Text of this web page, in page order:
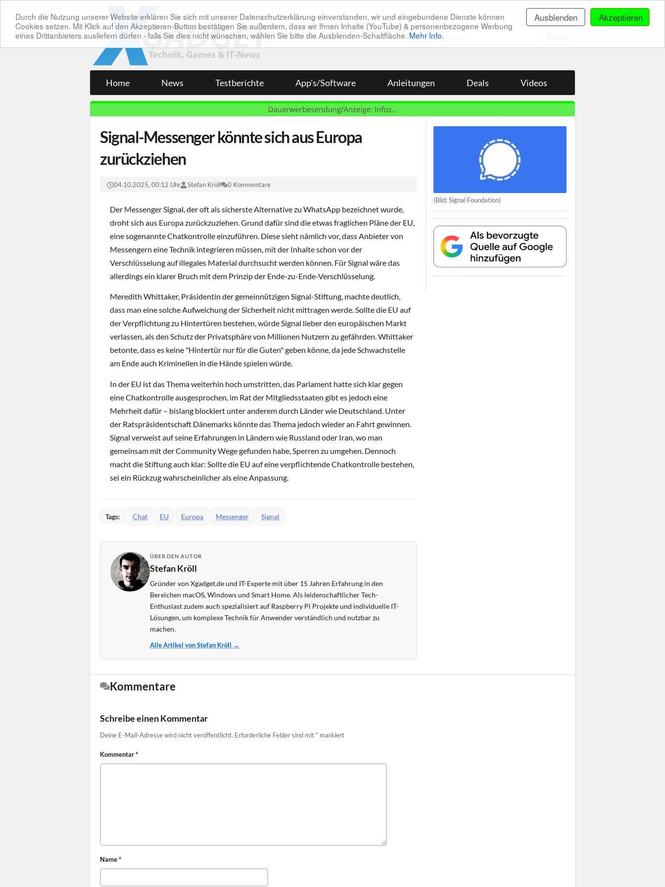
Akzeptieren
Ausblenden
Durch die Nutzung unserer Website erklären Sie sich mit unserer Datenschutzerklärung einverstanden, wir und eingebundene Dienste können
Cookies setzen. Mit Klick auf den Akzeptieren-Button bestätigen Sie außerdem, dass wir Ihnen Inhalte (YouTube) & personenbezogene Werbung
eines Drittanbieters ausliefern dürfen - falls Sie dies nicht wünschen, wählen Sie bitte die Ausblenden-Schaltfläche. Mehr Info.
Home News Testberichte App's/Software Anleitungen Deals Videos
Signal-Messenger könnte sich aus Europa
zurückziehen
04.10.2025, 00:12 Uhr Stefan Kröll 0 Kommentare
Der Messenger Signal, der oft als sicherste Alternative zu WhatsApp bezeichnet wurde,
droht sich aus Europa zurückzuziehen. Grund dafür sind die etwas fraglichen Pläne der EU,
eine sogenannte Chatkontrolle einzuführen. Diese sieht nämlich vor, dass Anbieter von
Messengern eine Technik integrieren müssen, mit der Inhalte schon vor der
Verschlüsselung auf illegales Material durchsucht werden können. Für Signal wäre das
allerdings ein klarer Bruch mit dem Prinzip der Ende-zu-Ende-Verschlüsselung.
Meredith Whittaker, Präsidentin der gemeinnützigen Signal-Stiftung, machte deutlich,
dass man eine solche Aufweichung der Sicherheit nicht mittragen werde. Sollte die EU auf
der Verpflichtung zu Hintertüren bestehen, würde Signal lieber den europäischen Markt
verlassen, als den Schutz der Privatsphäre von Millionen Nutzern zu gefährden. Whittaker
betonte, dass es keine "Hintertür nur für die Guten" geben könne, da jede Schwachstelle
am Ende auch Kriminellen in die Hände spielen würde.
In der EU ist das Thema weiterhin hoch umstritten, das Parlament hatte sich klar gegen
eine Chatkontrolle ausgesprochen, im Rat der Mitgliedsstaaten gibt es jedoch eine
Mehrheit dafür – bislang blockiert unter anderem durch Länder wie Deutschland. Unter
der Ratspräsidentschaft Dänemarks könnte das Thema jedoch wieder an Fahrt gewinnen.
Signal verweist auf seine Erfahrungen in Ländern wie Russland oder Iran, wo man
gemeinsam mit der Community Wege gefunden habe, Sperren zu umgehen. Dennoch
macht die Stiftung auch klar: Sollte die EU auf eine verpflichtende Chatkontrolle bestehen,
sei ein Rückzug wahrscheinlicher als eine Anpassung.
Tags: Chat EU Europa Messenger Signal
ÜBER DEN AUTOR
Stefan Kröll
Gründer von Xgadget.de und IT-Experte mit über 15 Jahren Erfahrung in den
Bereichen macOS, Windows und Smart Home. Als leidenschaftlicher Tech-
Enthusiast zudem auch spezialisiert auf Raspberry Pi Projekte und individuelle IT-
Lösungen, um komplexe Technik für Anwender verständlich und nutzbar zu
machen.
Alle Artikel von Stefan Kröll →
(Bild: Signal Foundation)
Kommentare
Schreibe einen Kommentar
Deine E-Mail-Adresse wird nicht veröffentlicht. Erforderliche Felder sind mit * markiert
Kommentar*
Name*